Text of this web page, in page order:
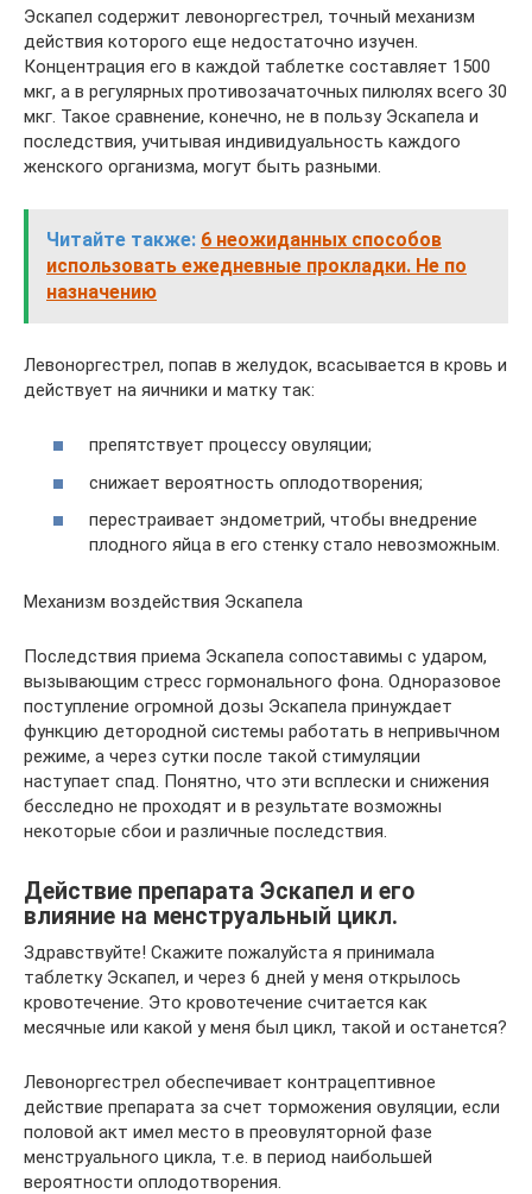
Эскапел содержит левоноргестрел, точный механизм
действия которого еще недостаточно изучен.
Концентрация его в каждой таблетке составляет 1500
мкг, а в регулярных противозачаточных пилюлях всего 30
мкг. Такое сравнение, конечно, не в пользу Эскапела и
последствия, учитывая индивидуальность каждого
женского организма, могут быть разными.
Читайте также: 6 неожиданных способов
использовать ежедневные прокладки. Не по
назначению
Левоноргестрел, попав в желудок, всасывается в кровь и
действует на яичники и матку так:
препятствует процессу овуляции;
снижает вероятность оплодотворения;
перестраивает эндометрий, чтобы внедрение
плодного яйца в его стенку стало невозможным.
Механизм воздействия Эскапела
Последствия приема Эскапела сопоставимы с ударом,
вызывающим стресс гормонального фона. Одноразовое
поступление огромной дозы Эскапела принуждает
функцию детородной системы работать в непривычном
режиме, а через сутки после такой стимуляции
наступает спад. Понятно, что эти всплески и снижения
бесследно не проходят и в результате возможны
некоторые сбои и различные последствия.
Действие препарата Эскапел и его
влияние на менструальный цикл.
Здравствуйте! Скажите пожалуйста я принимала
таблетку Эскапел, и через 6 дней у меня открылось
кровотечение. Это кровотечение считается как
месячные или какой у меня был цикл, такой и останется?
Левоноргестрел обеспечивает контрацептивное
действие препарата за счет торможения овуляции, если
половой акт имел место в преовуляторной фазе
менструального цикла, т.е. в период наибольшей
вероятности оплодотворения.